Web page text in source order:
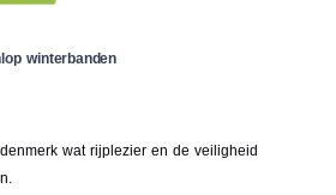
winterbanden
wat rijplezier en de veiligheid